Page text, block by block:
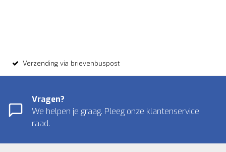
Verzending via brievenbuspost
Vragen?
We helpen je graag. Pleeg onze klantenservice
raad.